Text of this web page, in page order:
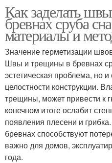
Как заделать
бревнах сруба
материалы и
Значение герметизации
Швы и трещины в бревнах
эстетическая проблема, но и
целостности конструкции.
трещины, может привести к
конечном итоге ослабит
появления плесени и
бревнах способствуют
важно для домов,
года.